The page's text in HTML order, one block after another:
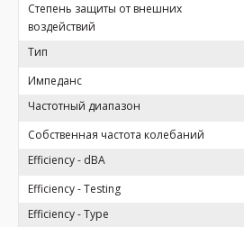
Степень защиты от внешних
воздействий
Тип
Импеданс
Частотный диапазон
Собственная частота колебаний
Efficiency - dBA
Efficiency - Testing
Efficiency - Type